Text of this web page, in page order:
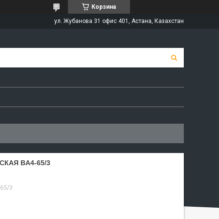
Корзина
ул. Жубанова 31 офис 401, Астана, Казахстан
BA4-65/3
3